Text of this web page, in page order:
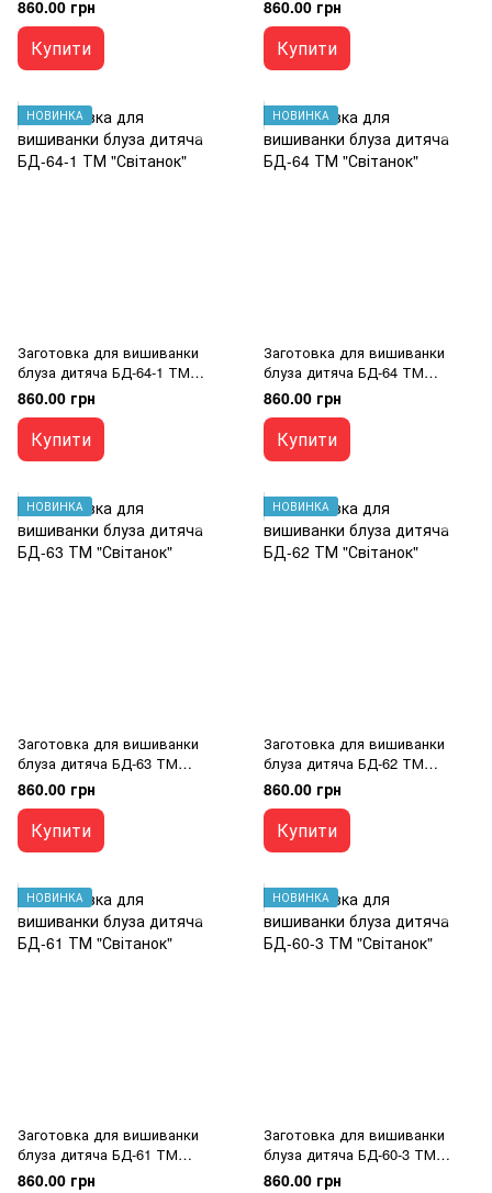
860.00 грн
Купити
860.00 грн
Купити
НОВИНКА
Заготовка для вишиванки
блуза дитяча БД-64-1 ТМ
"Світанок"
860.00 грн
Купити
НОВИНКА
Заготовка для вишиванки
блуза дитяча БД-64 ТМ
"Світанок"
860.00 грн
Купити
НОВИНКА
Заготовка для вишиванки
блуза дитяча БД-63 ТМ
"Світанок"
860.00 грн
Купити
НОВИНКА
Заготовка для вишиванки
блуза дитяча БД-62 ТМ
"Світанок"
860.00 грн
Купити
НОВИНКА
Заготовка для вишиванки
блуза дитяча БД-61 ТМ
"Світанок"
860.00 грн
НОВИНКА
Заготовка для вишиванки
блуза дитяча БД-60-3 ТМ
"Світанок"
860.00 грн